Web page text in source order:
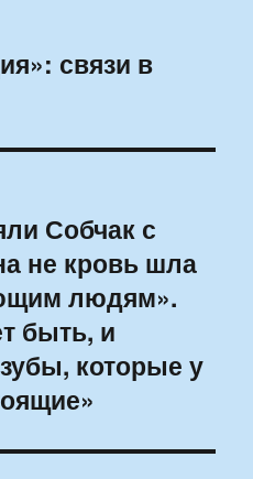
связи в
Собчак с
не кровь шла
людям».
быть, и
которые у